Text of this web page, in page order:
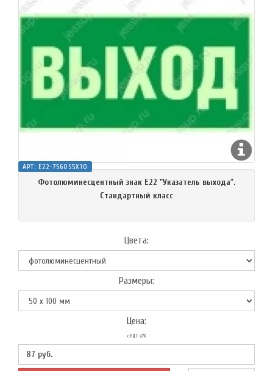
АРТ: E22-7560S5X10
Фотолюминесцентный знак Е22 "Указатель выхода".
Cтандартный класс
Цвета:
Размеры:
Цена:
с НДС-22%
87 руб.